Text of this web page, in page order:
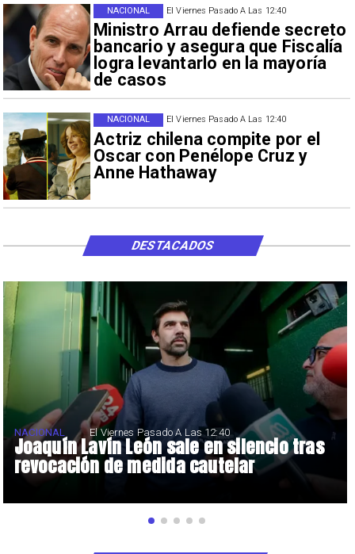
El Viernes Pasado A Las 12:40
Ministro Arrau defiende secreto
bancario y asegura que Fiscalía
logra levantarlo en la mayoría
de casos
NACIONAL
El Viernes Pasado A Las 12:40
Actriz chilena compite por el
Oscar con Penélope Cruz y
Anne Hathaway
NACIONAL
Joaquín Lavín León sale en silencio tras
revocación de medida cautelar
NACIONAL El Viernes Pasado A Las 12:40
DESTACADOS